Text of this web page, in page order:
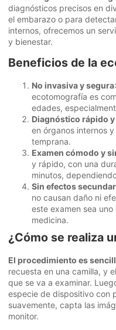
diagnósticos precisos en
el embarazo o para
internos, ofrecemos un
y bienestar.
Beneficios de la
No invasiva y segura
ecotomografía es
edades,
Diagnóstico rápido
en órganos internos
temprana.
Examen cómodo y
y rápido, con una
minutos,
Sin efectos
no causan daño ni
este examen sea
medicina.
¿Cómo se realiza
El procedimiento es
recuesta en una camilla, y
que se va a examinar.
especie de dispositivo con
suavemente, capta las
monitor.